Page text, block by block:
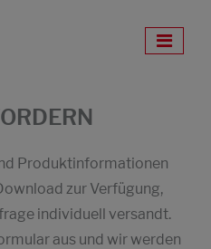
Produktinformationen
zur Verfügung,
individuell versandt.
aus und wir werden